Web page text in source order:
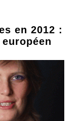
en 2012 :